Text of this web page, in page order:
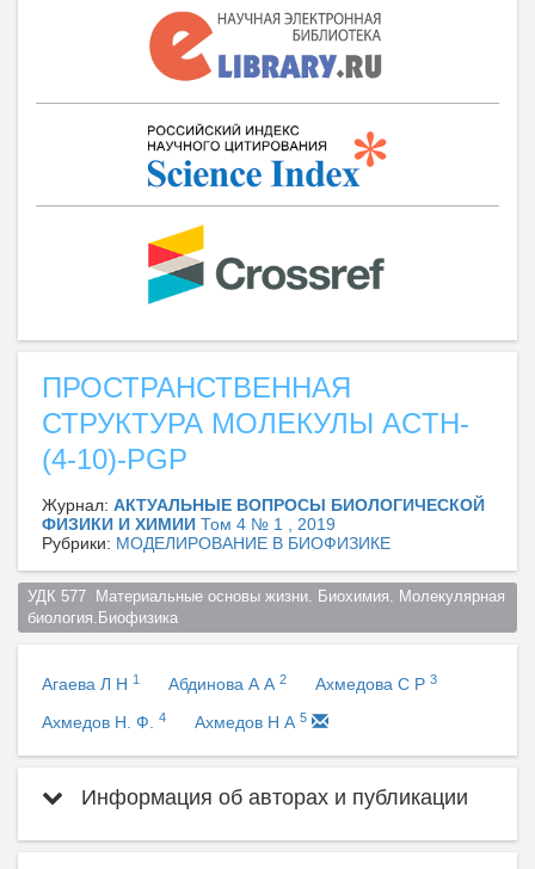
ПРОСТРАНСТВЕННАЯ
СТРУКТУРА МОЛЕКУЛЫ ACTH-
(4-10)-PGP
Журнал: АКТУАЛЬНЫЕ ВОПРОСЫ БИОЛОГИЧЕСКОЙ
ФИЗИКИ И ХИМИИ Том 4 № 1 , 2019
Рубрики: МОДЕЛИРОВАНИЕ В БИОФИЗИКЕ
УДК 577  Материальные основы жизни. Биохимия. Молекулярная
биология.Биофизика
Агаева Л Н 1 Абдинова А А 2 Ахмедова С Р 3
Ахмедов Н. Ф. 4 Ахмедов Н А 5
Информация об авторах и публикации